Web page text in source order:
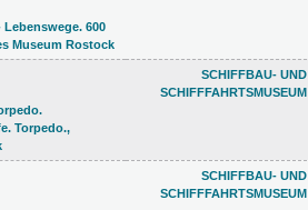
SCHIFFBAU- UND
SCHIFFFAHRTSMUSEUM
SCHIFFBAU- UND
SCHIFFFAHRTSMUSEUM